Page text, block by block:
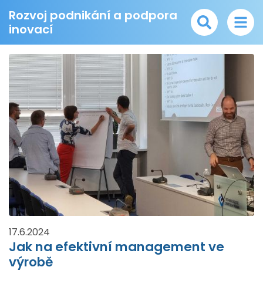
Rozvoj podnikání a podpora
inovací
17.6.2024
Jak na efektivní management ve
výrobě